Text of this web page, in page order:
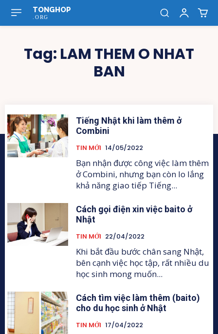
TONGHOP
.ORG
Tag: LAM THEM O NHAT
BAN
Tiếng Nhật khi làm thêm ở
Combini
TIN MỚI 14/05/2022
Bạn nhận được công việc làm thêm
ở Combini, nhưng bạn còn lo lắng
khả năng giao tiếp Tiếng...
Cách gọi điện xin việc baito ở
Nhật
TIN MỚI 22/04/2022
Khi bắt đầu bước chân sang Nhật,
bên cạnh việc học tập, rất nhiều du
học sinh mong muốn...
Cách tìm việc làm thêm (baito)
cho du học sinh ở Nhật
TIN MỚI 17/04/2022